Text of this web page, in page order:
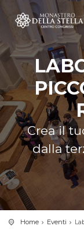
Crea il
dalla
Home Eventi